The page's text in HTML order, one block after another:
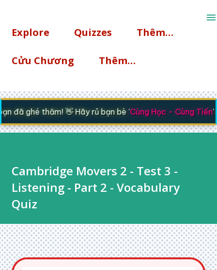
Explore Quizzes Thêm…
Cửu Chương Thêm…
đã ghé thăm! 👋 Hãy rủ bạn bè 'Cùng Học - Cùng Tiến'
Cambridge Movers 2 - Test 3 -
Listening - Part 2 - Vocabulary
Quiz